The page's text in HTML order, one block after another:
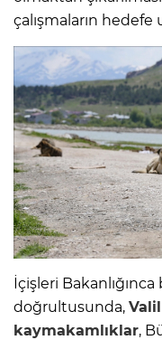
çalışmaların hedefe
İçişleri
doğrultusunda,
kaymakamlıklar,